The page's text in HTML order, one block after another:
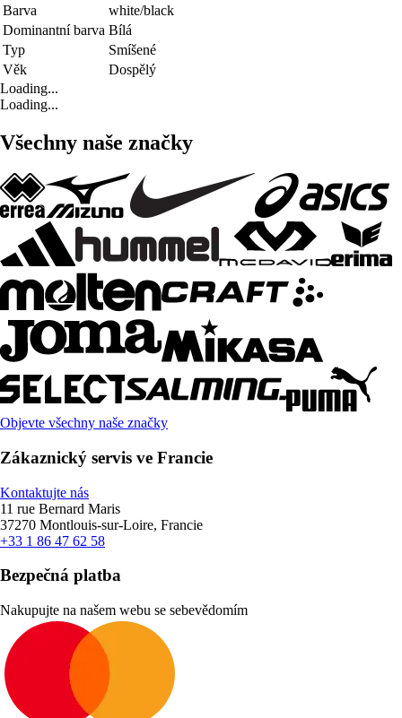
Barva
white/black
Dominantní barva Bílá
Typ
Smíšené
Věk
Dospělý
Loading...
Loading...
Všechny naše značky
Objevte všechny naše značky
Zákaznický servis ve Francie
Kontaktujte nás
11 rue Bernard Maris
37270 Montlouis-sur-Loire, Francie
+33 1 86 47 62 58
Bezpečná platba
Nakupujte na našem webu se sebevědomím